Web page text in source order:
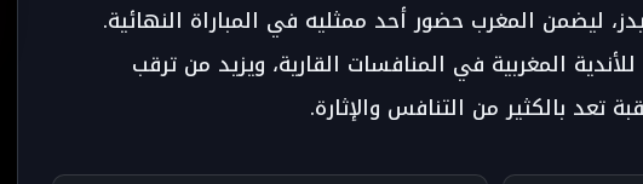
، ليضمن المغرب حضور أحد ممثليه في المباراة النهائية.
المغربية في المنافسات القارية، ويزيد من ترقب
تعد بالكثير من التنافس والإثارة.